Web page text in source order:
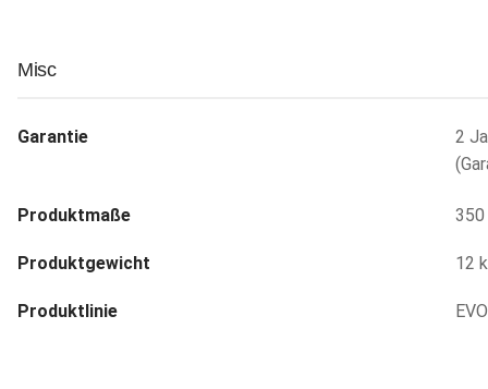
Misc
Garantie
2
Produktmaße 350
Produktgewicht 12
Produktlinie